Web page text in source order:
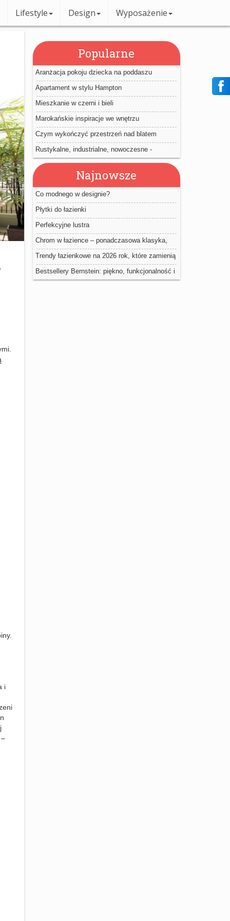
Lifestyle Design Wyposażenie
i
Popularne
Aranżacja pokoju dziecka na poddaszu
Apartament w stylu Hampton
Mieszkanie w czerni i bieli
Marokańskie inspiracje we wnętrzu
Czym wykończyć przestrzeń nad blatem
kuchennym?
Rustykalne, industrialne, nowoczesne -
wewnętrzne drzwi przesuwne
Najnowsze
Co modnego w designie?
Płytki do łazienki
Perfekcyjne lustra
Chrom w łazience – ponadczasowa klasyka,
która nigdy nie wychodzi z mody
Trendy łazienkowe na 2026 rok, które zamienią
Twoją przestrzeń w domowe spa
Bestsellery Bernstein: piękno, funkcjonalność i
nowoczesność w łazience